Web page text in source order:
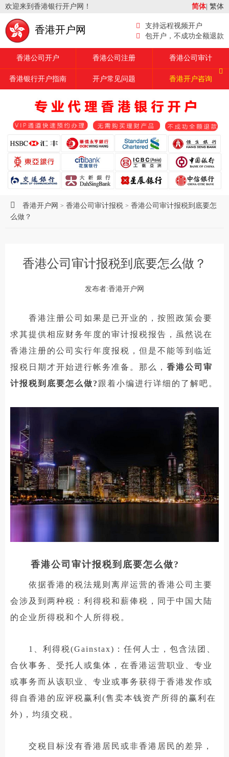
欢迎来到香港银行开户网！ 简体| 繁体
香港开户网
支持远程视频开户
包开户，不成功全额退款
香港公司开户 香港公司注册 香港公司审计
香港银行开户指南 开户常见问题 香港开户咨询
香港开户网 > 香港公司审计报税 > 香港公司审计报税到底要怎
么做？
香港公司审计报税到底要怎么做？
发布者:香港开户网
香港注册公司如果是已开业的，按照政策会要
求其提供相应财务年度的审计报税报告，虽然说在
香港注册的公司实行年度报税，但是不能等到临近
报税日期才开始进行帐务准备。那么， 香港公司审
计报税到底要怎么做? 跟着小编进行详细的了解吧。
香港公司审计报税到底要怎么做?
依据香港的税法规则离岸运营的香港公司主要
会涉及到两种税：利得税和薪俸税，同于中国大陆
的企业所得税和个人所得税。
1、利得税(Gainstax)：任何人士，包含法团、
合伙事务、受托人或集体，在香港运营职业、专业
或事务而从该职业、专业或事务获得于香港发作或
得自香港的应评税赢利(售卖本钱资产所得的赢利在
外)，均须交税。
交税目标没有香港居民或非香港居民的差异，